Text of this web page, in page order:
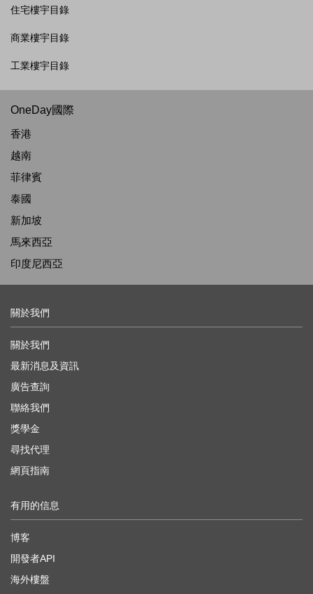
住宅樓宇目錄
商業樓宇目錄
工業樓宇目錄
OneDay國際
香港
越南
菲律賓
泰國
新加坡
馬來西亞
印度尼西亞
關於我們
關於我們
最新消息及資訊
廣告查詢
聯絡我們
獎學金
尋找代理
網頁指南
有用的信息
博客
開發者API
海外樓盤